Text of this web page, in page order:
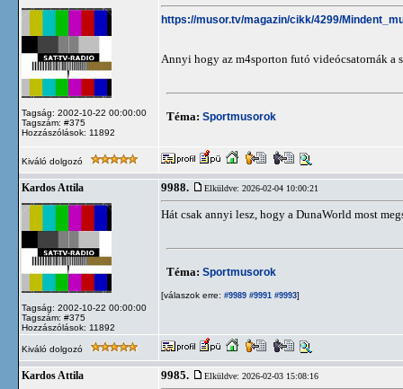
Tagság: 2002-10-22 00:00:00
Tagszám: #375
Hozzászólások: 11892
https://musor.tv/magazin/cikk/4299/
Annyi hogy az m4sporton futó videócsatornák a
Téma: Sportmusorok
Kiváló dolgozó
Kardos Attila
Tagság: 2002-10-22 00:00:00
Tagszám: #375
Hozzászólások: 11892
9988. Elküldve: 2026-02-04 10:00:21
Hát csak annyi lesz, hogy a DunaWorld most
Téma: Sportmusorok
[válaszok erre: #9989 #9991 #9993]
Kiváló dolgozó
Kardos Attila 9985. Elküldve: 2026-02-03 15:08:16